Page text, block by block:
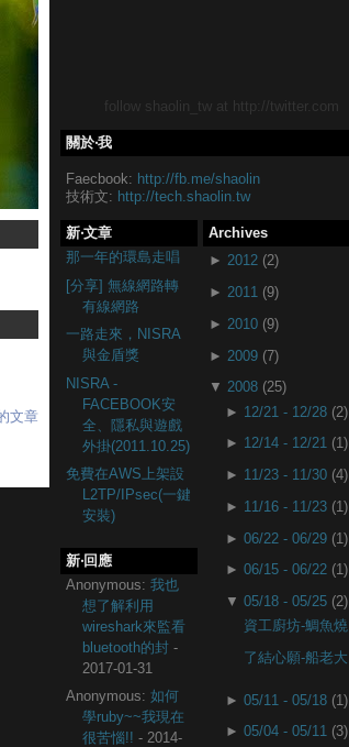
文章
follow shaolin_tw at http://twitter.com
關於‧我
Faecbook: http://fb.me/shaolin
技術文: http://tech.shaolin.tw
Archives
► 2012 (2)
► 2011 (9)
► 2010 (9)
► 2009 (7)
▼ 2008 (25)
► 12/21 - 12/28 (2)
► 12/14 - 12/21 (1)
► 11/23 - 11/30 (4)
► 11/16 - 11/23 (1)
►06/22 - 06/29 (1)
►06/15 - 06/22 (1)
▼05/18 - 05/25 (2)
資工廚坊-鯛魚燒
了結心願-船老大
►05/11 - 05/18 (1)
►05/04 - 05/11 (3)
新‧文章
那一年的環島走唱
[分享] 無線網路轉
有線網路
一路走來，NISRA
與金盾獎
NISRA -
FACEBOOK安
全、隱私與遊戲
外掛(2011.10.25)
免費在AWS上架設
L2TP/IPsec(一鍵
安裝)
新‧回應
Anonymous: 我也
想了解利用
wireshark來監看
bluetooth的封-
2017-01-31
Anonymous: 如何
學ruby~~我現在
很苦惱!! - 2014-